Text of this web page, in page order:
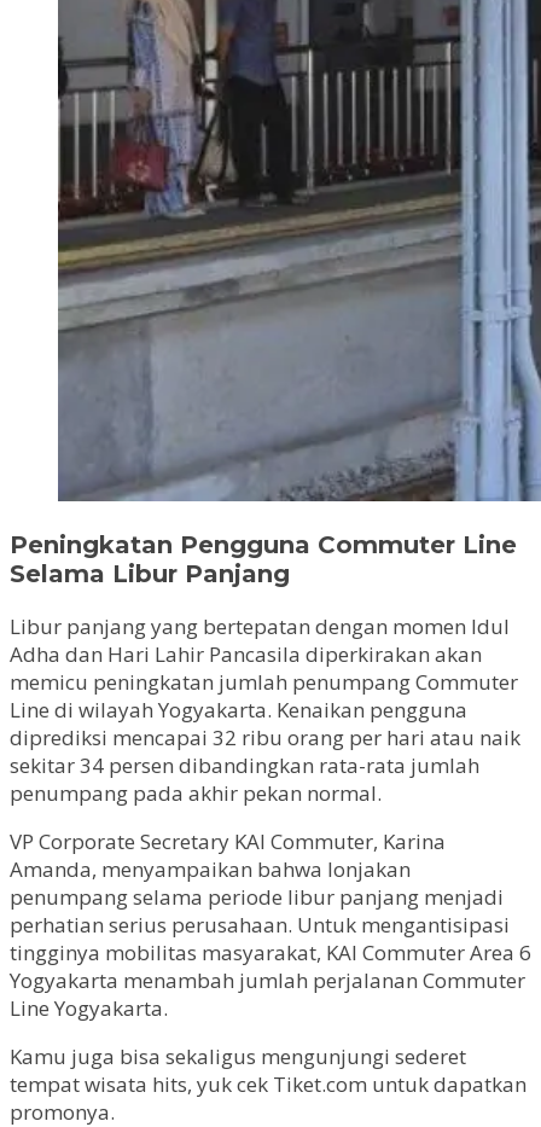
Peningkatan Pengguna Commuter Line
Selama Libur Panjang
Libur panjang yang bertepatan dengan momen Idul
Adha dan Hari Lahir Pancasila diperkirakan akan
memicu peningkatan jumlah penumpang Commuter
Line di wilayah Yogyakarta. Kenaikan pengguna
diprediksi mencapai 32 ribu orang per hari atau naik
sekitar 34 persen dibandingkan rata-rata jumlah
penumpang pada akhir pekan normal.
VP Corporate Secretary KAI Commuter, Karina
Amanda, menyampaikan bahwa lonjakan
penumpang selama periode libur panjang menjadi
perhatian serius perusahaan. Untuk mengantisipasi
tingginya mobilitas masyarakat, KAI Commuter Area 6
Yogyakarta menambah jumlah perjalanan Commuter
Line Yogyakarta.
Kamu juga bisa sekaligus mengunjungi sederet
tempat wisata hits, yuk cek Tiket.com untuk dapatkan
promonya.